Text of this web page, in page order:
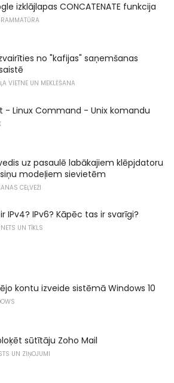
izklājlapas CONCATENATE funkcija
no "kafijas" saņemšanas
VIETNE UN MEKLĒŠANA
- Linux Command - Unix komandu
uz pasaulē labākajiem klēpjdatoru
modeļiem sievietēm
CEĻVEŽI
IPv4? IPv6? Kāpēc tas ir svarīgi?
UN TĪKLS
kontu izveide sistēmā Windows 10
sūtītāju Zoho Mail
UN ZIŅOJUMI